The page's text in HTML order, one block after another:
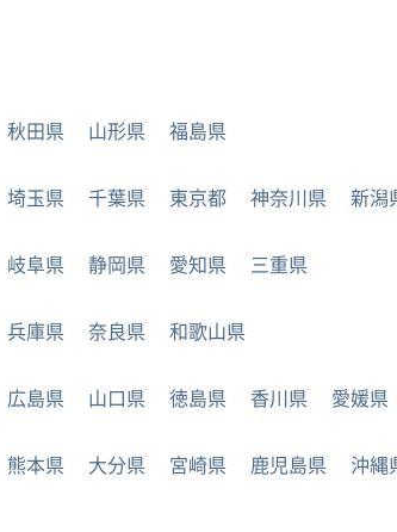
秋田県 山形県 福島県
埼玉県 千葉県 東京都 神奈川県 新潟
岐阜県 静岡県 愛知県 三重県
兵庫県 奈良県 和歌山県
広島県 山口県 徳島県 香川県 愛媛県
熊本県 大分県 宮崎県 鹿児島県 沖縄